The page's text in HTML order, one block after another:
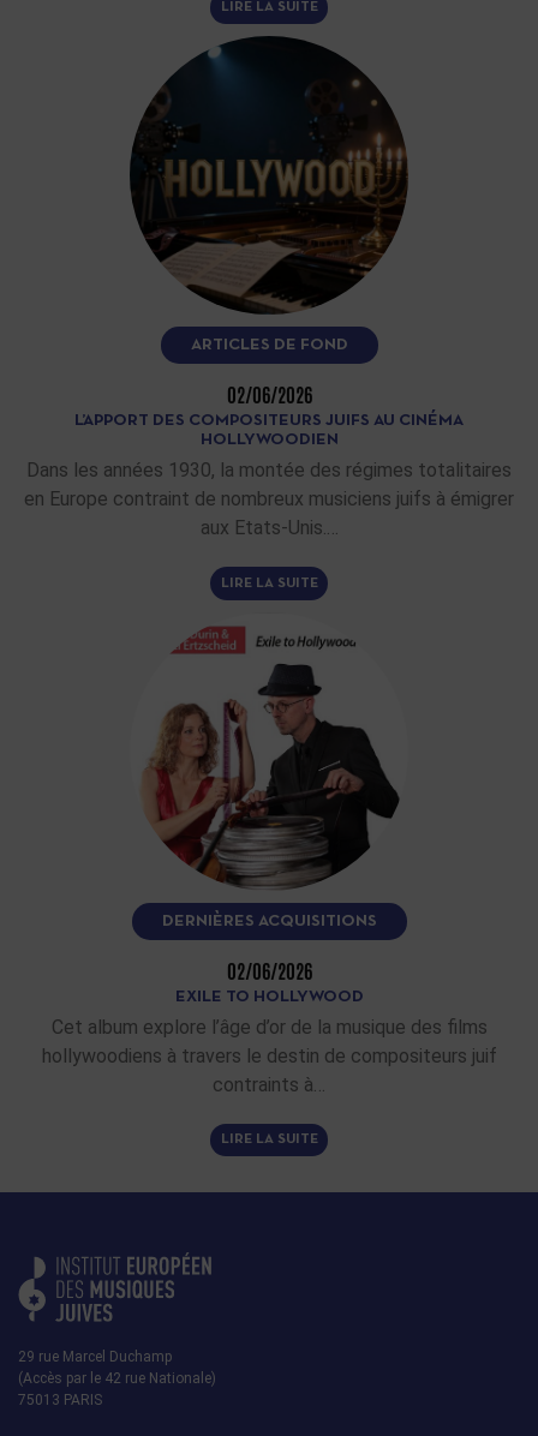
LIRE LA SUITE
ARTICLES DE FOND
02/06/2026
L’APPORT DES COMPOSITEURS JUIFS AU CINÉMA
HOLLYWOODIEN
Dans les années 1930, la montée des régimes totalitaires
en Europe contraint de nombreux musiciens juifs à émigrer
aux Etats-Unis.…
LIRE LA SUITE
DERNIÈRES ACQUISITIONS
02/06/2026
EXILE TO HOLLYWOOD
Cet album explore l’âge d’or de la musique des films
hollywoodiens à travers le destin de compositeurs juif
contraints à…
LIRE LA SUITE
29 rue Marcel Duchamp
(Accès par le 42 rue Nationale)
75013 PARIS